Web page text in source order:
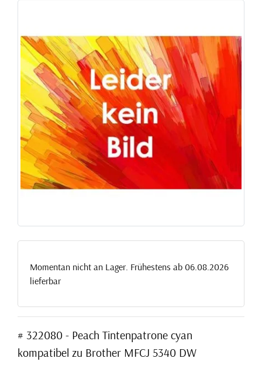
Momentan nicht an Lager. Frühestens ab 06.08.2026
lieferbar
# 322080 - Peach Tintenpatrone cyan
kompatibel zu Brother MFCJ 5340 DW